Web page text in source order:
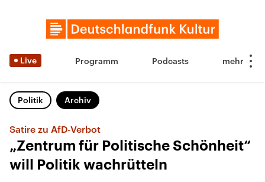
Live Programm Podcasts
Politik Archiv
Satire zu AfD-Verbot
„Zentrum für Politische Schönheit“
will Politik wachrütteln